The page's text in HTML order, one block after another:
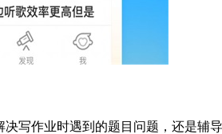
写作业时遇到的题目问题，还是辅